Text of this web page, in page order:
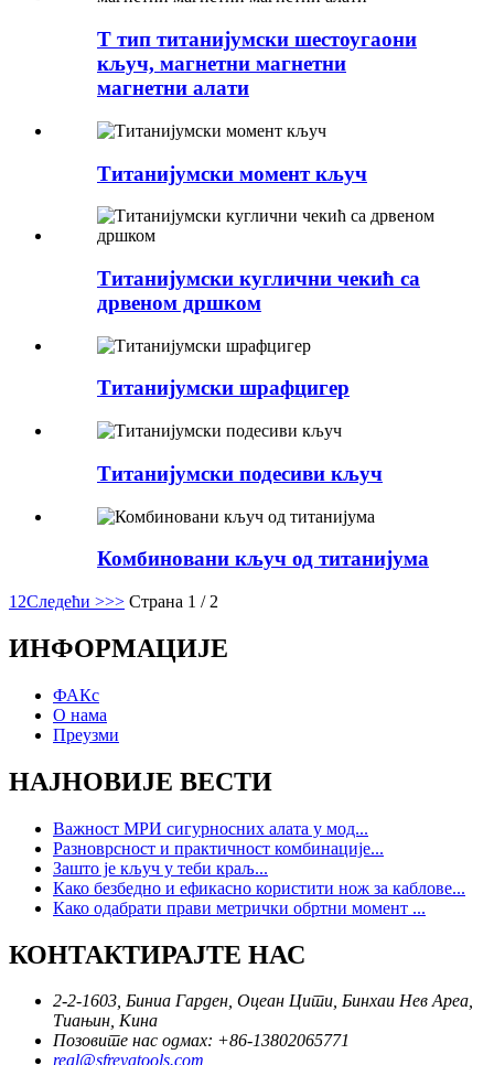
Т тип титанијумски шестоугаони
кључ, магнетни магнетни
магнетни алати
Титанијумски момент кључ
Титанијумски куглични чекић са
дрвеном дршком
Титанијумски шрафцигер
Титанијумски подесиви кључ
Комбиновани кључ од титанијума
1 2Следећи >>> Страна 1 / 2
ИНФОРМАЦИЈЕ
ФАКс
О нама
Преузми
НАЈНОВИЈЕ ВЕСТИ
Важност МРИ сигурносних алата у мод...
Разноврсност и практичност комбинације...
Зашто је кључ у теби краљ...
Како безбедно и ефикасно користити нож за каблове...
Како одабрати прави метрички обртни момент ...
КОНТАКТИРАЈТЕ НАС
2-2-1603, Биниа Гарден, Оцеан Цити, Бинхаи Нев Ареа,
Тиањин, Кина
Позовите нас одмах: +86-13802065771
real@sfreyatools.com